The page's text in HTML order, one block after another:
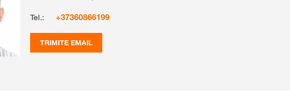
Tel.: +37360866199
TRIMITE EMAIL